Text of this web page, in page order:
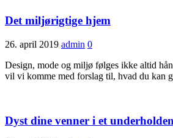
Det miljørigtige hjem
26. april 2019 admin 0
Design, mode og miljø følges ikke altid
vil vi komme med forslag til, hvad du kan
Dyst dine venner i et